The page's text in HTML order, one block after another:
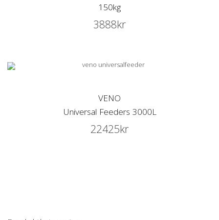
150kg
3888kr
VENO
Universal Feeders 3000L
22425kr